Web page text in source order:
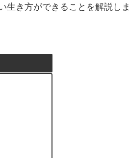
生き方ができることを解説しま